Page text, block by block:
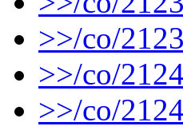
>>/co/
>>/co/
>>/co/